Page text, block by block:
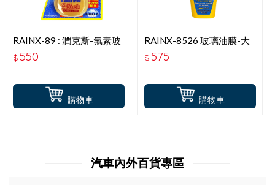
購物車
RAINX-89 : 潤克斯-氟素玻
璃鍍膜撥水劑-80ML
$ 550
購物車
RAINX-8526 玻璃油膜-大
燈霧化還原劑(附海
綿)355ML
$ 575
汽車內外百貨專區